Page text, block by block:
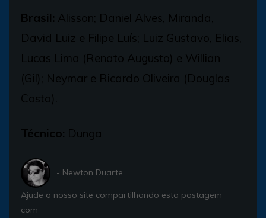
Brasil: Alisson; Daniel Alves, Miranda,
David Luiz e Filipe Luís; Luiz Gustavo, Elias,
Lucas Lima (Renato Augusto) e Willian
(Gil); Neymar e Ricardo Oliveira (Douglas
Costa).
Técnico: Dunga
- Newton Duarte
Ajude o nosso site compartilhando esta postagem
com